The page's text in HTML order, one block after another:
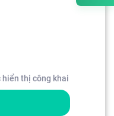
hiển thị công khai